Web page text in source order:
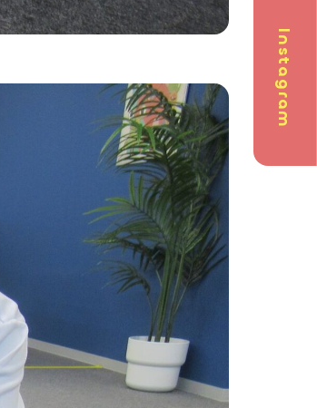
Instagram